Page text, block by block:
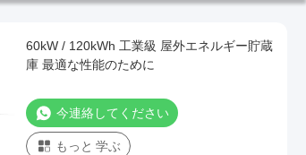
60kW / 120kWh 工業級 屋外エネルギー貯蔵
庫 最適な性能のために
今連絡してください
もっと 学ぶ